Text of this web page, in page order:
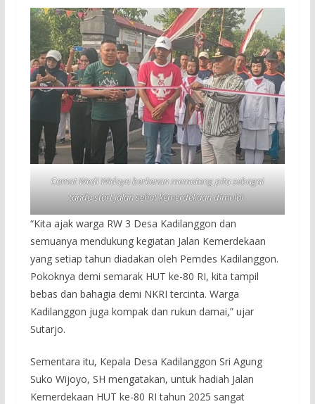
Camat Wedi Widaya berkenan memotong pita sebagai
tanda start jalan sehat kemerdekaan dimulai.
“Kita ajak warga RW 3 Desa Kadilanggon dan
semuanya mendukung kegiatan Jalan Kemerdekaan
yang setiap tahun diadakan oleh Pemdes Kadilanggon.
Pokoknya demi semarak HUT ke-80 RI, kita tampil
bebas dan bahagia demi NKRI tercinta. Warga
Kadilanggon juga kompak dan rukun damai,” ujar
Sutarjo.
Sementara itu, Kepala Desa Kadilanggon Sri Agung
Suko Wijoyo, SH mengatakan, untuk hadiah Jalan
Kemerdekaan HUT ke-80 RI tahun 2025 sangat